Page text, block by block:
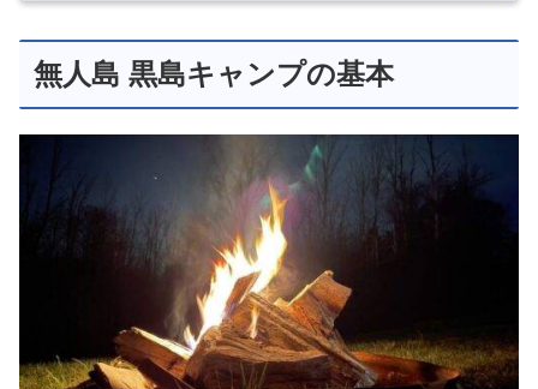
無人島 黒島キャンプの基本